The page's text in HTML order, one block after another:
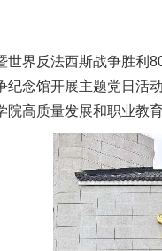
界反法西斯战争胜利80
馆开展主题党日活动
院高质量发展和职业教育